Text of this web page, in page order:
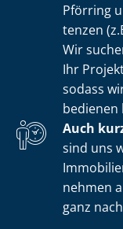
Pförring
ten­zen
Wir
Ihr
sodass
bedienen
Auch
sind uns
nehmen
ganz